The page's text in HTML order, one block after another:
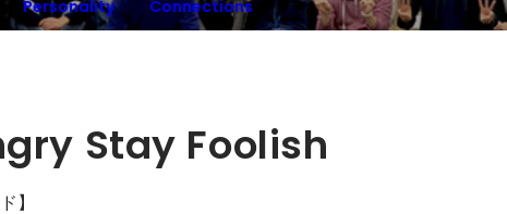
Personality Connections
Stay Foolish
】